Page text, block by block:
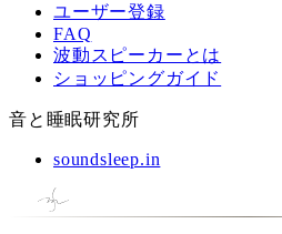
ユーザー登録
FAQ
波動スピーカーとは
ショッピングガイド
音と睡眠研究所
soundsleep.in